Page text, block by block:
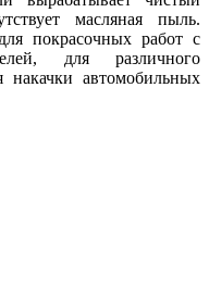
масляная пыль.
покрасочных работ с
для различного
накачки автомобильных